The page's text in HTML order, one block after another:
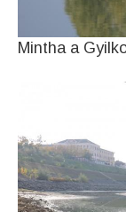
Mintha a